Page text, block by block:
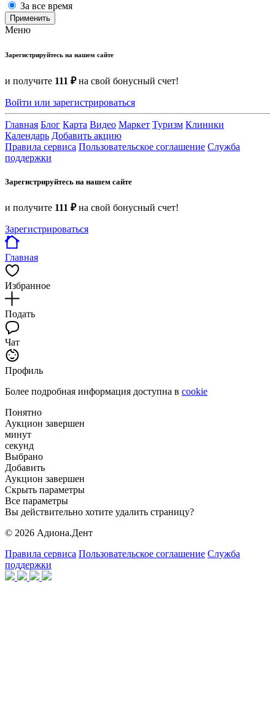
За все время
Применить
Меню
Зарегистрируйтесь на нашем сайте
и получите 111 ₽на свой бонусный счет!
Войти или зарегистрироваться
Главная Блог Карта Видео Маркет Туризм Клиники
Календарь Добавить акцию
Правила сервиса Пользовательское соглашение Служба
поддержки
Зарегистрируйтесь на нашем сайте
и получите 111 ₽на свой бонусный счет!
Зарегистрироваться
Главная
Избранное
Подать
Чат
Профиль
Более подробная информация доступна в cookie
Понятно
Аукцион завершен
минут
секунд
Выбрано
Добавить
Аукцион завершен
Скрыть параметры
Все параметры
Вы действительно хотите удалить страницу?
© 2026 Адиона.Дент
Правила сервиса Пользовательское соглашение Служба
поддержки